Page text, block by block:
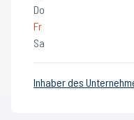
Do
Fr
Sa
Inhaber des